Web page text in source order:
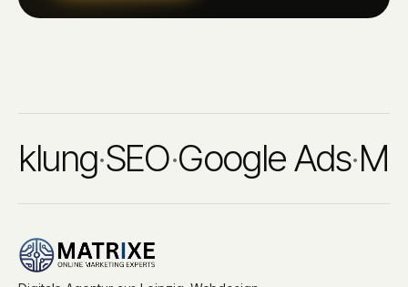
·SEO·Google Ads·Meta